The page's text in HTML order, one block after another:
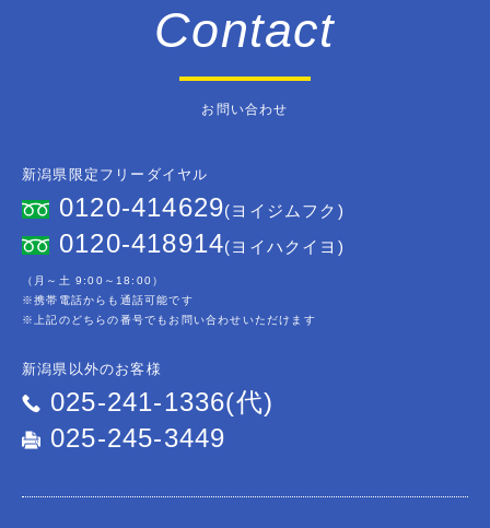
Contact
お問い合わせ
新潟県限定フリーダイヤル
0120-414629(ヨイジムフク)
0120-418914(ヨイハクイヨ)
（月～土 9:00～18:00）
※携帯電話からも通話可能です
※上記のどちらの番号でもお問い合わせいただけます
新潟県以外のお客様
025-241-1336(代)
025-245-3449